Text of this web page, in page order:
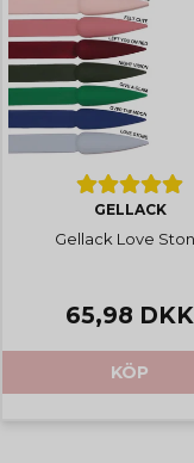
GELLACK
Gellack Love
65,98 DKK
KÖP